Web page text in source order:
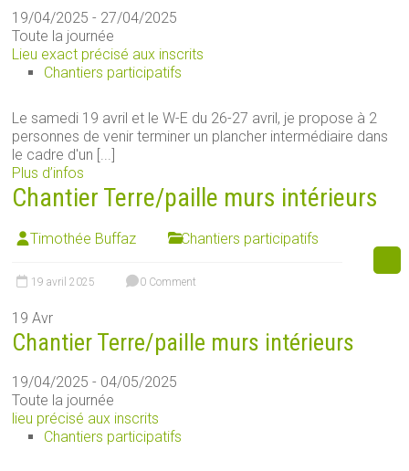
19/04/2025 - 27/04/2025
Toute la journée
Lieu exact précisé aux inscrits
Chantiers participatifs
Le samedi 19 avril et le W-E du 26-27 avril, je propose à 2
personnes de venir terminer un plancher intermédiaire dans
le cadre d'un [...]
Plus d’infos
Chantier Terre/paille murs intérieurs
Timothée Buffaz Chantiers participatifs
19 avril 2025 0 Comment
19 Avr
Chantier Terre/paille murs intérieurs
19/04/2025 - 04/05/2025
Toute la journée
lieu précisé aux inscrits
Chantiers participatifs